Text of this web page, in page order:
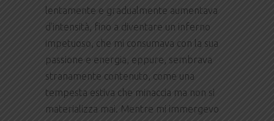
lentamente e gradualmente aumentava
d’intensità, fino a diventare un inferno
impetuoso, che mi consumava con la sua
passione e energia, eppure, sembrava
stranamente contenuto, come una
tempesta estiva che minaccia ma non si
materializza mai. Mentre mi immergevo